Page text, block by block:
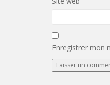
Enregistrer mon